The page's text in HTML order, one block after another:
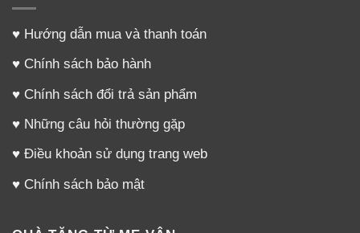
♥ Hướng dẫn mua và thanh toán
♥ Chính sách bảo hành
♥ Chính sách đổi trả sản phẩm
♥ Những câu hỏi thường gặp
♥ Điều khoản sử dụng trang web
♥ Chính sách bảo mật